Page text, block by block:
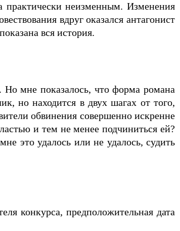
неизменным. Изменения
вдруг оказался антагонист
вся история.
мне показалось, что форма романа
но находится в двух шагах от того,
обвинения совершенно искренне
и тем не менее подчиниться ей?
это удалось или не удалось, судить
конкурса, предположительная дата